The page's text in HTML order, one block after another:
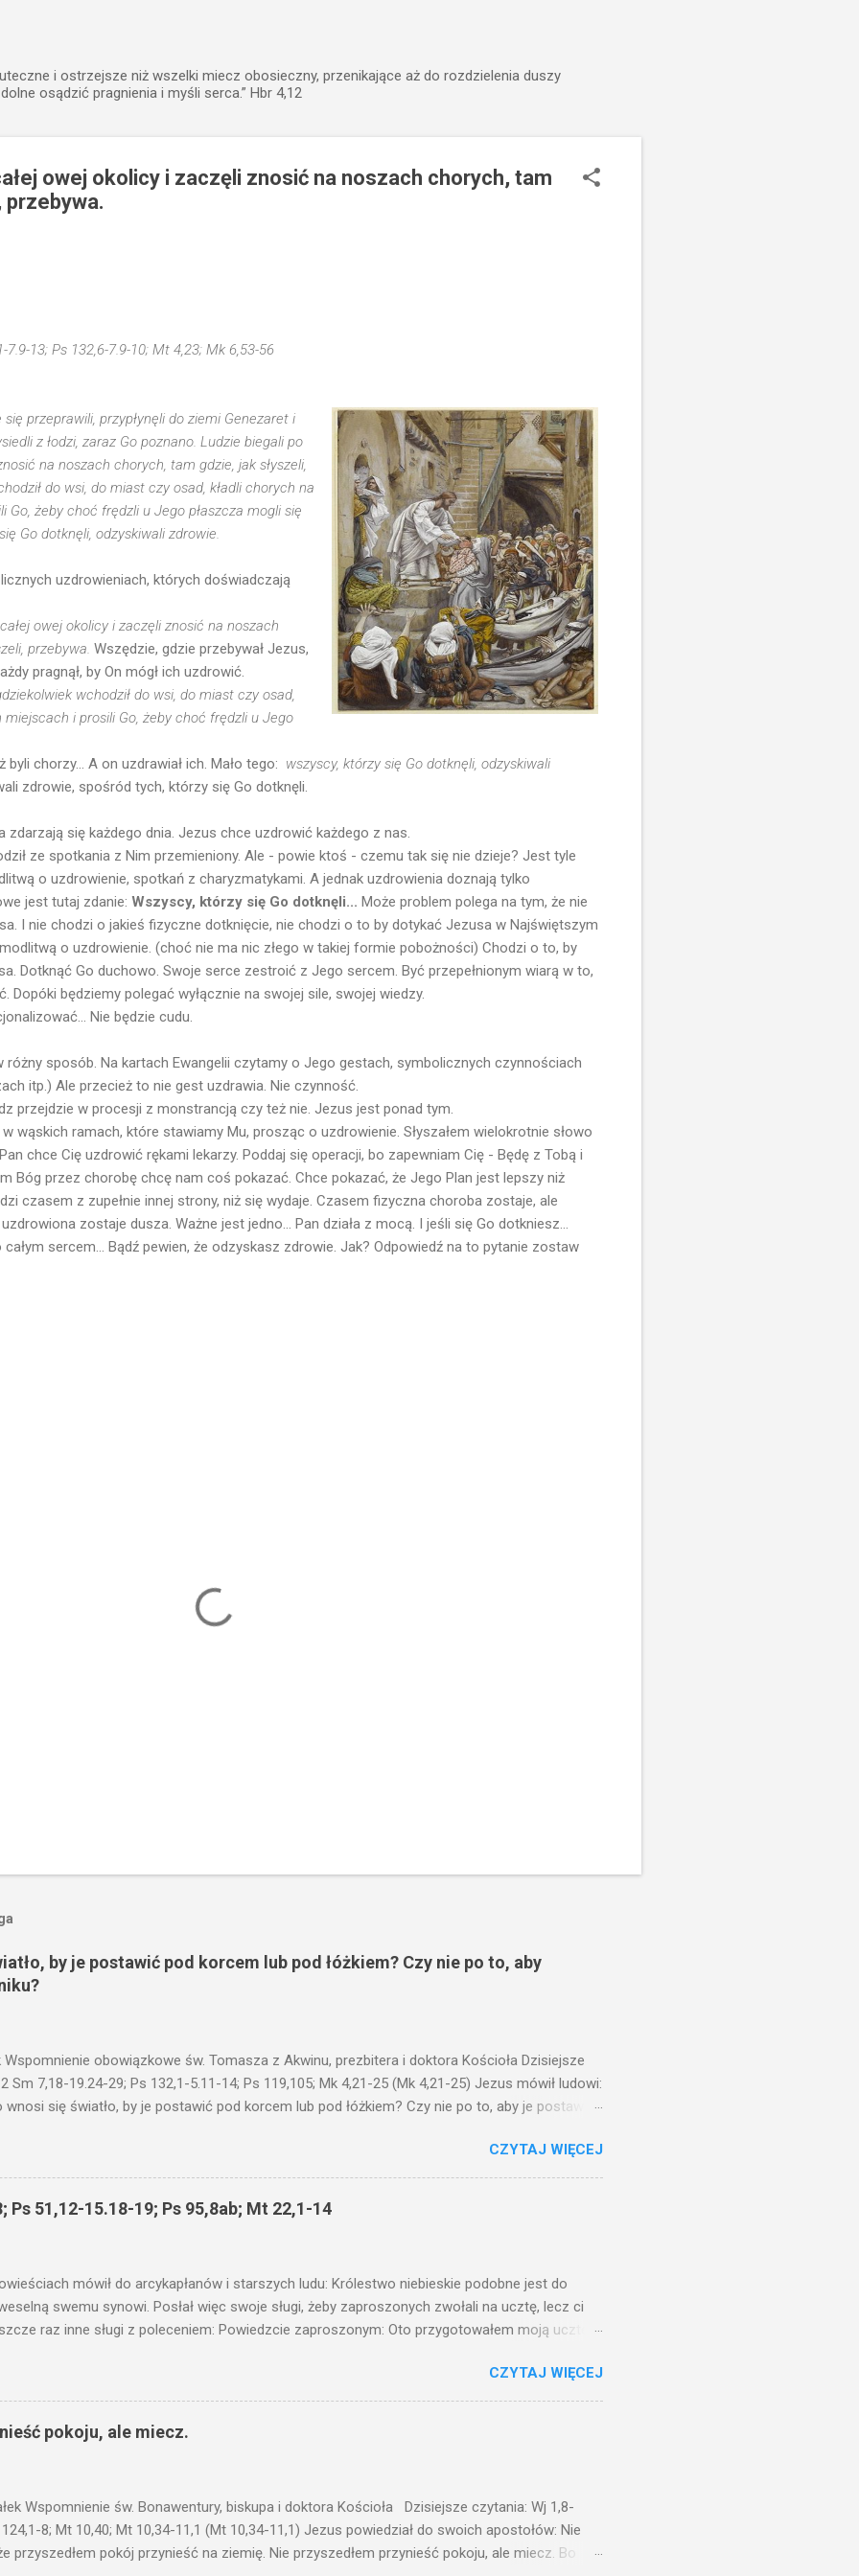
i ostrzejsze niż wszelki miecz obosieczny, przenikające aż do rozdzielenia duszy
osądzić pragnienia i myśli serca.” Hbr 4,12
owej okolicy i zaczęli znosić na noszach chorych, tam
przebywa.
13; Ps 132,6-7.9-10; Mt 4,23; Mk 6,53-56
przeprawili, przypłynęli do ziemi Genezaret i
z łodzi, zaraz Go poznano. Ludzie biegali po
na noszach chorych, tam gdzie, jak słyszeli,
do wsi, do miast czy osad, kładli chorych na
żeby choć frędzli u Jego płaszcza mogli się
Go dotknęli, odzyskiwali zdrowie.
uzdrowieniach, których doświadczają
owej okolicy i zaczęli znosić na noszach
przebywa. Wszędzie, gdzie przebywał Jezus,
pragnął, by On mógł ich uzdrowić.
wchodził do wsi, do miast czy osad,
i prosili Go, żeby choć frędzli u Jego
byli chorzy... A on uzdrawiał ich. Mało tego: wszyscy, którzy się Go dotknęli, odzyskiwali
zdrowie, spośród tych, którzy się Go dotknęli.
zdarzają się każdego dnia. Jezus chce uzdrowić każdego z nas.
ze spotkania z Nim przemieniony. Ale - powie ktoś - czemu tak się nie dzieje? Jest tyle
o uzdrowienie, spotkań z charyzmatykami. A jednak uzdrowienia doznają tylko
jest tutaj zdanie: Wszyscy, którzy się Go dotknęli... Może problem polega na tym, że nie
I nie chodzi o jakieś fizyczne dotknięcie, nie chodzi o to by dotykać Jezusa w Najświętszym
o uzdrowienie. (choć nie ma nic złego w takiej formie pobożności) Chodzi o to, by
Dotknąć Go duchowo. Swoje serce zestroić z Jego sercem. Być przepełnionym wiarą w to,
Dopóki będziemy polegać wyłącznie na swojej sile, swojej wiedzy.
Nie będzie cudu.
różny sposób. Na kartach Ewangelii czytamy o Jego gestach, symbolicznych czynnościach
itp.) Ale przecież to nie gest uzdrawia. Nie czynność.
przejdzie w procesji z monstrancją czy też nie. Jezus jest ponad tym.
wąskich ramach, które stawiamy Mu, prosząc o uzdrowienie. Słyszałem wielokrotnie słowo
chce Cię uzdrowić rękami lekarzy. Poddaj się operacji, bo zapewniam Cię - Będę z Tobą i
Bóg przez chorobę chcę nam coś pokazać. Chce pokazać, że Jego Plan jest lepszy niż
czasem z zupełnie innej strony, niż się wydaje. Czasem fizyczna choroba zostaje, ale
zostaje dusza. Ważne jest jedno... Pan działa z mocą. I jeśli się Go dotkniesz...
sercem... Bądź pewien, że odzyskasz zdrowie. Jak? Odpowiedź na to pytanie zostaw
by je postawić pod korcem lub pod łóżkiem? Czy nie po to, aby
Wspomnienie obowiązkowe św. Tomasza z Akwinu, prezbitera i doktora Kościoła Dzisiejsze
Sm 7,18-19.24-29; Ps 132,1-5.11-14; Ps 119,105; Mk 4,21-25 (Mk 4,21-25) Jezus mówił ludowi:
wnosi się światło, by je postawić pod korcem lub pod łóżkiem? Czy nie po to, aby je postawić
I mówił im: Uważajcie na to, czego słuchacie. Taką samą miarą, jaką wy mierzycie,
i jeszcze wam dołożą. Bo kto ma, temu będzie dane; a kto nie ma, pozbawią go i tego, co
fragmencie z Ewangelii Jezus kontynuuje przypowieści.... Czy po to wnosi się światło,
pod korcem lub pod łóżkiem? Czy nie po to, aby je postawić na świeczniku? Nie ma
CZYTAJ WIĘCEJ
Ps 51,12-15.18-19; Ps 95,8ab; Mt 22,1-14
mówił do arcykapłanów i starszych ludu: Królestwo niebieskie podobne jest do
swemu synowi. Posłał więc swoje sługi, żeby zaproszonych zwołali na ucztę, lecz ci
raz inne sługi z poleceniem: Powiedzcie zaproszonym: Oto przygotowałem moją ucztę:
a inni pochwycili jego sługi i znieważywszy [ich], pozabijali. Na to król uniósł się
i kazał wytracić owych zabójców, a miasto ich spalić. Wtedy rzekł swoim sługom: Uczta
nie byli jej godni. Idźcie więc na rozstajne drogi i zaproście na ucztę wszystkich,
wyszli na drogi i sprowadzili wszystkich, których napotkali: złych i dobrych. I sala zapełniła się
się pr...
CZYTAJ WIĘCEJ
pokoju, ale miecz.
Wspomnienie św. Bonawentury, biskupa i doktora Kościoła Dzisiejsze czytania: Wj 1,8-
124,1-8; Mt 10,40; Mt 10,34-11,1 (Mt 10,34-11,1) Jezus powiedział do swoich apostołów: Nie
przyszedłem pokój przynieść na ziemię. Nie przyszedłem przynieść pokoju, ale miecz. Bo